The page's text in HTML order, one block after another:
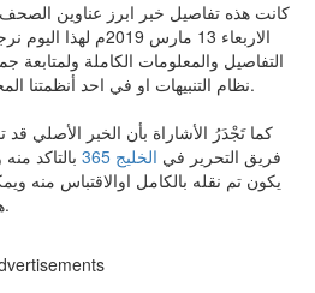
كانت هذه تفاصيل خبر ابرز عناوين الصحف
الاربعاء 13 مارس
التفاصيل والمعلومات الكاملة ولمتابعة
نظام التنبيهات او في احد أنظمتنا المختلفة لتزويدك بكل ما هو جديد.
كما تَجْدَرُ الأشاراة بأن الخبر الأصلي
فريق التحرير في الخليج 365
بالتاكد
يكون تم نقله بالكامل اوالاقتباس منه
هذا الخبر من مصدره الاساسي.